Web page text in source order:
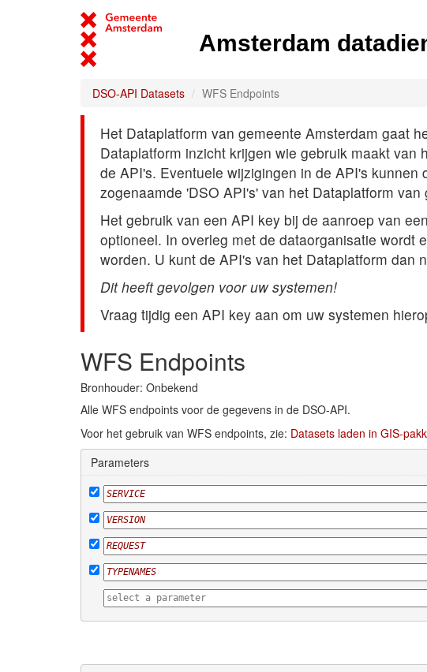
Amsterdam
DSO-API Datasets WFS Endpoints
Het Dataplatform van gemeente Amsterdam gaat
Dataplatform inzicht krijgen wie gebruik maakt
de API's. Eventuele wijzigingen in de API's
zogenaamde 'DSO API's' van het Dataplatform
Het gebruik van een API key bij de aanroep van
optioneel. In overleg met de dataorganisatie wordt
worden. U kunt de API's van het Dataplatform dan
Dit heeft gevolgen voor uw systemen!
Vraag tijdig een API key aan om uw systemen
WFS Endpoints
Bronhouder: Onbekend
Alle WFS endpoints voor de gegevens in de DSO-API.
Voor het gebruik van WFS endpoints, zie: Datasets laden in GIS-
Parameters